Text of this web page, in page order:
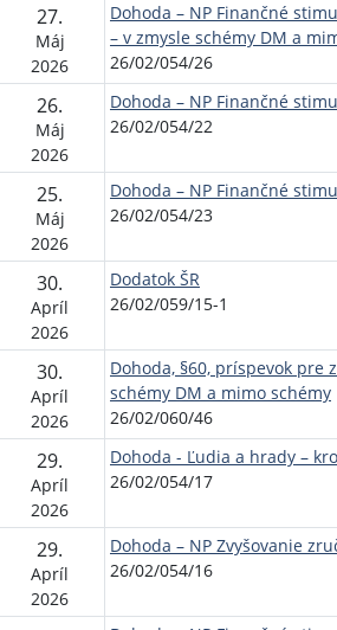
27.
Máj
2026
Dohoda – NP Finančné
– v zmysle schémy DM a
26/02/054/26
26.
Máj
2026
Dohoda – NP Finančné
26/02/054/22
25.
Máj
2026
Dohoda – NP Finančné
26/02/054/23
30.
Apríl
2026
Dodatok ŠR
26/02/059/15-1
30.
Apríl
2026
Dohoda, §60, príspevok pre
schémy DM a mimo schémy
26/02/060/46
29.
Apríl
2026
Dohoda - Ľudia a hrady –
26/02/054/17
29.
Apríl
2026
Dohoda – NP Zvyšovanie
26/02/054/16